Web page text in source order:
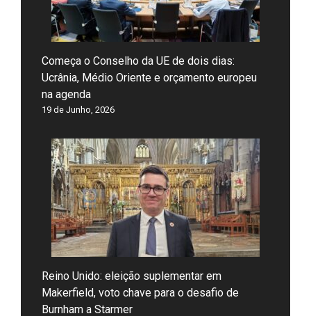
Começa o Conselho da UE de dois dias:
Ucrânia, Médio Oriente e orçamento europeu
na agenda
19 de Junho, 2026
Reino Unido: eleição suplementar em
Makerfield, voto chave para o desafio de
Burnham a Starmer